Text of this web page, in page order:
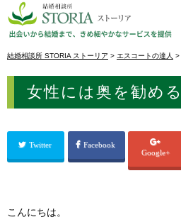
結婚相談所 STORIA ストーリア > エスコートの達人 >
女性には奥を勧める
Twitter
Facebook
Google+
こんにちは。